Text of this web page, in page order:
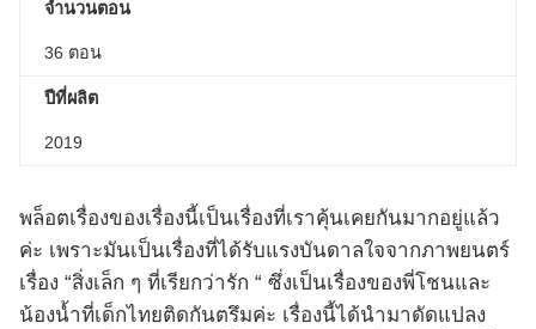
จำนวนตอน
36 ตอน
ปีที่ผลิต
2019
พล็อตเรื่องของเรื่องนี้เป็นเรื่องที่เราคุ้นเคยกันมากอยู่แล้ว
ค่ะ เพราะมันเป็นเรื่องที่ได้รับแรงบันดาลใจจากภาพยนตร์
เรื่อง “สิ่งเล็ก ๆ ที่เรียกว่ารัก “ ซึ่งเป็นเรื่องของพี่โชนและ
น้องน้ำที่เด็กไทยติดกันตรึมค่ะ เรื่องนี้ได้นำมาดัดแปลง